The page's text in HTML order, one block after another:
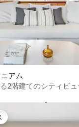
アム
2階建てのシティビ
イスです。